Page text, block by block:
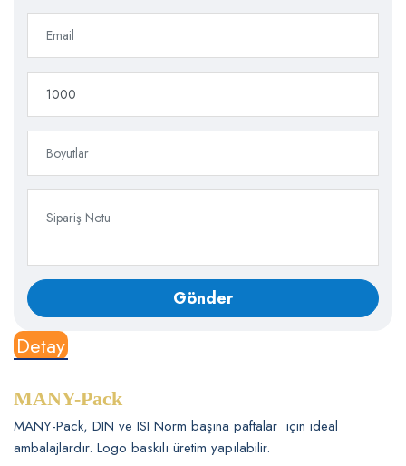
Detay
MANY-Pack
MANY-Pack, DIN ve ISI Norm başına paftalar için ideal
ambalajlardır. Logo baskılı üretim yapılabilir.